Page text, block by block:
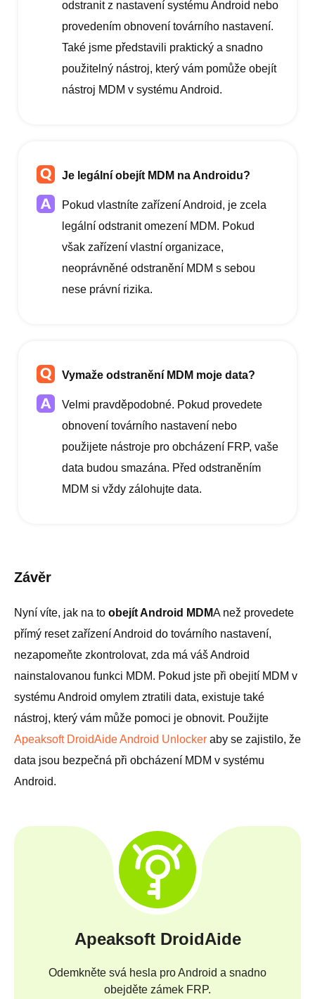
odstranit z nastavení systému Android nebo
provedením obnovení továrního nastavení.
Také jsme představili praktický a snadno
použitelný nástroj, který vám pomůže obejít
nástroj MDM v systému Android.
Je legální obejít MDM na Androidu?
Pokud vlastníte zařízení Android, je zcela
legální odstranit omezení MDM. Pokud
však zařízení vlastní organizace,
neoprávněné odstranění MDM s sebou
nese právní rizika.
Vymaže odstranění MDM moje data?
Velmi pravděpodobné. Pokud provedete
obnovení továrního nastavení nebo
použijete nástroje pro obcházení FRP, vaše
data budou smazána. Před odstraněním
MDM si vždy zálohujte data.
Závěr
Nyní víte, jak na to obejít Android MDMA než provedete
přímý reset zařízení Android do továrního nastavení,
nezapomeňte zkontrolovat, zda má váš Android
nainstalovanou funkci MDM. Pokud jste při obejití MDM v
systému Android omylem ztratili data, existuje také
nástroj, který vám může pomoci je obnovit. Použijte
Apeaksoft DroidAide Android Unlocker aby se zajistilo, že
data jsou bezpečná při obcházení MDM v systému
Android.
Apeaksoft DroidAide
Odemkněte svá hesla pro Android a snadno
obejděte zámek FRP.